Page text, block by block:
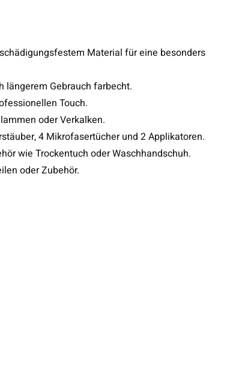
Material für eine besonders
längerem Gebrauch farbecht.
Touch.
oder Verkalken.
4 Mikrofasertücher und 2 Applikatoren.
wie Trockentuch oder Waschhandschuh.
oder Zubehör.